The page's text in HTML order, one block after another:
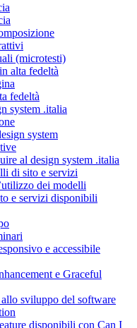
(microtesti)
alta fedeltà
fedeltà
system .italia
system
al design system .italia
di sito e servizi
dei modelli
e servizi disponibili
e accessibile
e Graceful
sviluppo del software
disponibili con Can I